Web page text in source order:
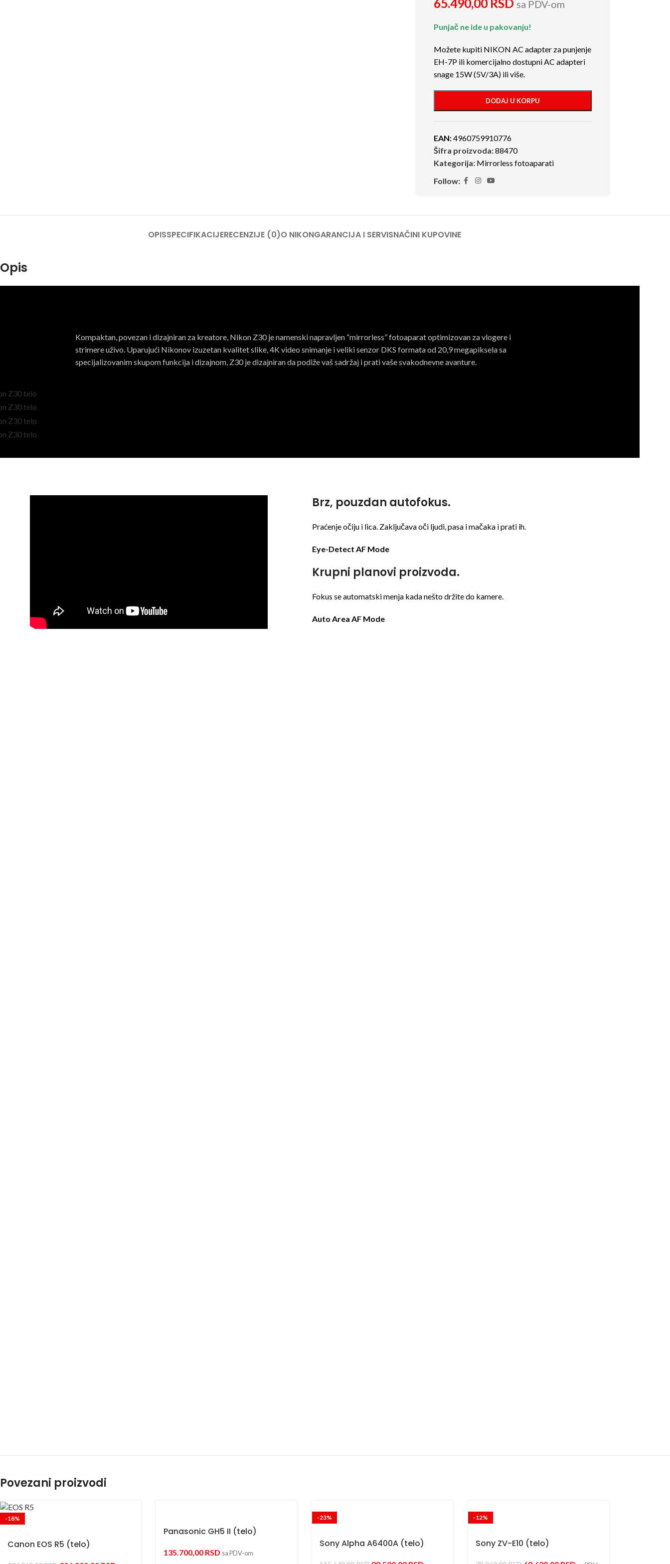
65.490,00 RSD sa PDV-om
Punjač ne ide u pakovanju!
Možete kupiti NIKON AC adapter za punjenje
EH-7P ili komercijalno dostupni AC adapteri
snage 15W (5V/3A) ili više.
DODAJ U KORPU
EAN:4960759910776
Šifra proizvoda:88470
Kategorija: Mirrorless fotoaparati
Follow:
OPISSPECIFIKACIJERECENZIJE (0)O NIKONGARANCIJA I SERVISNAČINI KUPOVINE
Opis
Kompaktan, povezan i dizajniran za kreatore, Nikon Z30 je namenski napravljen “mirrorless” fotoaparat optimizovan za vlogere i
strimere uživo. Uparujući Nikonov izuzetan kvalitet slike, 4K video snimanje i veliki senzor DKS formata od 20,9 megapiksela sa
specijalizovanim skupom funkcija i dizajnom, Z30 je dizajniran da podiže vaš sadržaj i prati vaše svakodnevne avanture.
Brz, pouzdan autofokus.
Praćenje očiju i lica. Zaključava oči ljudi, pasa i mačaka i prati ih.
Eye-Detect AF Mode
Krupni planovi proizvoda.
Fokus se automatski menja kada nešto držite do kamere.
Auto Area AF Mode
Povezani proizvodi
-18%
Canon EOS R5 (telo)
Panasonic GH5 II (telo)
135.700,00 RSD sa PDV-om
-23%
Sony Alpha A6400A (telo)
-12%
Sony ZV-E10 (telo)